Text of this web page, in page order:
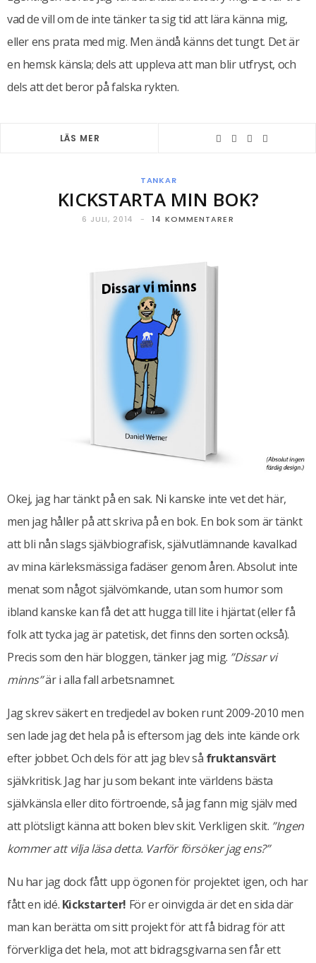
vad de vill om de inte tänker ta sig tid att lära känna mig,
eller ens prata med mig. Men ändå känns det tungt. Det är
en hemsk känsla; dels att uppleva att man blir utfryst, och
dels att det beror på falska rykten.
LÄS MER
TANKAR
KICKSTARTA MIN BOK?
6 JULI, 2014 14 KOMMENTARER
Okej, jag har tänkt på en sak. Ni kanske inte vet det här,
men jag håller på att skriva på en bok. En bok som är tänkt
att bli nån slags självbiografisk, självutlämnande kavalkad
av mina kärleksmässiga fadäser genom åren. Absolut inte
menat som något självömkande, utan som humor som
ibland kanske kan få det att hugga till lite i hjärtat (eller få
folk att tycka jag är patetisk, det finns den sorten också).
Precis som den här bloggen, tänker jag mig. ”Dissar vi
minns”är i alla fall arbetsnamnet.
Jag skrev säkert en tredjedel av boken runt 2009-2010 men
sen lade jag det hela på is eftersom jag dels inte kände ork
efter jobbet. Och dels för att jag blev så fruktansvärt
självkritisk. Jag har ju som bekant inte världens bästa
självkänsla eller dito förtroende, så jag fann mig själv med
att plötsligt känna att boken blev skit. Verkligen skit. ”Ingen
kommer att vilja läsa detta. Varför försöker jag ens?”
Nu har jag dock fått upp ögonen för projektet igen, och har
fått en idé. Kickstarter! För er oinvigda är det en sida där
man kan berätta om sitt projekt för att få bidrag för att
förverkliga det hela, mot att bidragsgivarna sen får ett